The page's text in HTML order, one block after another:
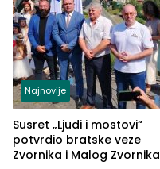
Najnovije
Susret „Ljudi i mostovi“
potvrdio bratske veze
Zvornika i Malog Zvornika